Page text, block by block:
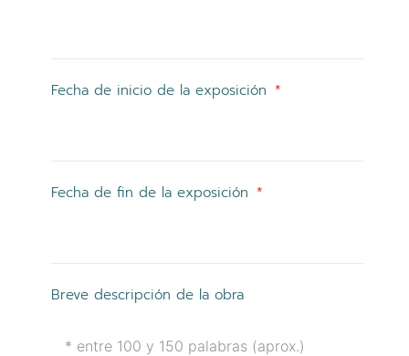
Fecha de inicio de la exposición
Fecha de fin de la exposición
Breve descripción de la obra